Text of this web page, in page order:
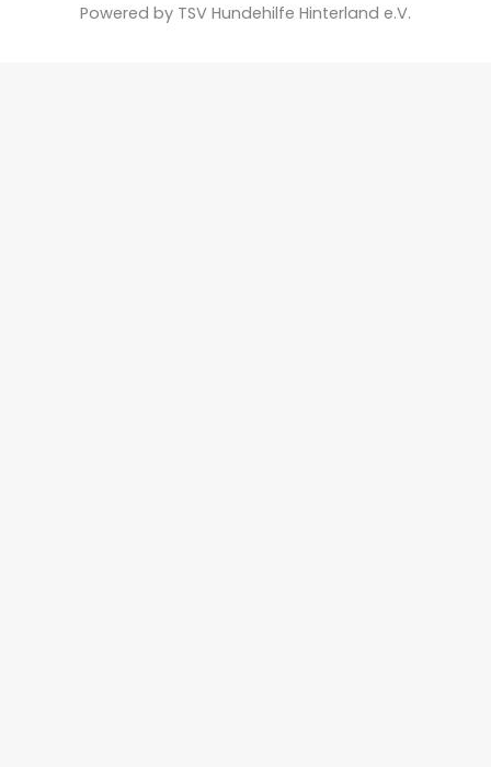
Powered by TSV Hundehilfe Hinterland e.V.